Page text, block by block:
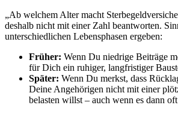
„Ab welchem Alter macht
deshalb nicht mit einer Zahl beantworten.
unterschiedlichen Lebensphasen ergeben:
Früher: Wenn Du niedrige Beiträge
für Dich ein ruhiger, langfristiger
Später: Wenn Du merkst, dass
Deine Angehörigen nicht mit einer
belasten willst – auch wenn es dann